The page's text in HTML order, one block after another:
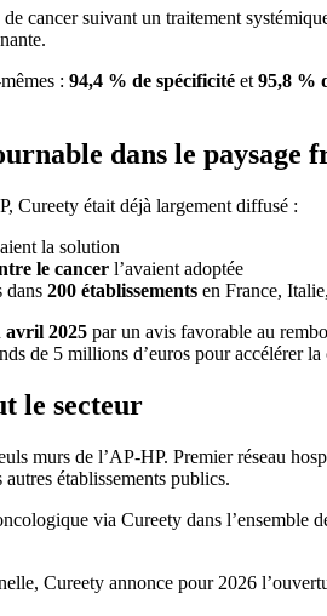
cancer suivant un traitement
: 94,4 % de spécificité et 95,8 %
dans le paysage
Cureety était déjà largement diffusé :
la solution
le cancer l’avaient adoptée
dans 200 établissements en France,
avril 2025 par un avis favorable au
de 5 millions d’euros pour accélérer la
le secteur
murs de l’AP-HP. Premier réseau
autres établissements publics.
via Cureety dans l’ensemble
Cureety annonce pour 2026